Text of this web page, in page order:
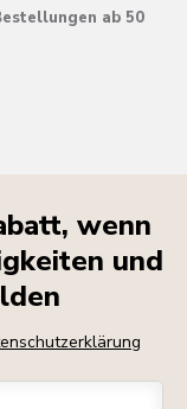
ab 50
wenn
und